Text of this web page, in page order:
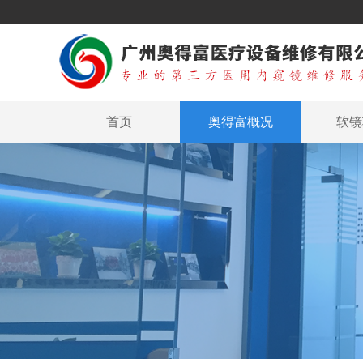
首页 奥得富概况 软